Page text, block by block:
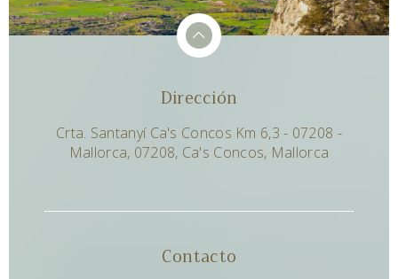
Dirección
Crta. Santanyí Ca's Concos Km 6,3 - 07208 -
Mallorca, 07208, Ca's Concos, Mallorca
Contacto